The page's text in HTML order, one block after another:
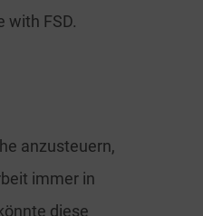
with FSD.
anzusteuern,
immer in
diese